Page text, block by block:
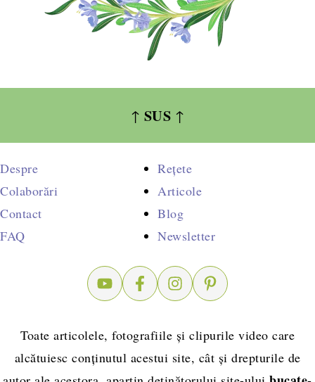
↑ SUS ↑
Despre
Colaborări
Contact
FAQ
Rețete
Articole
Blog
Newsletter
Toate articolele, fotografiile și clipurile video care
alcătuiesc conținutul acestui site, cât și drepturile de